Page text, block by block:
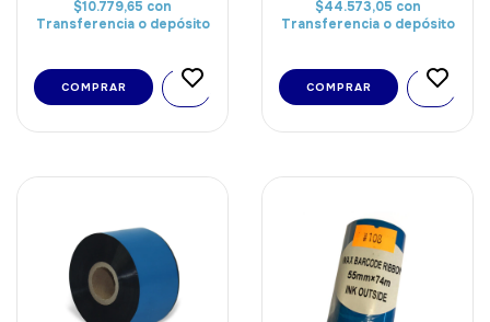
$10.779,65 con
Transferencia o depósito
COMPRAR
$44.573,05 con
Transferencia o depósito
COMPRAR